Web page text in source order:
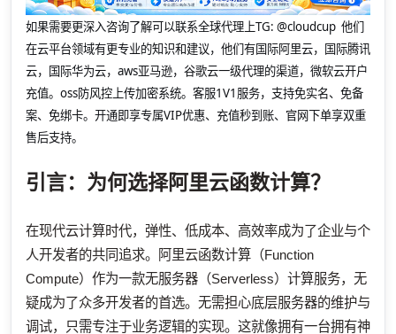
如果需要更深入咨询了解可以联系全球代理上TG: @cloudcup 他们
在云平台领域有更专业的知识和建议，他们有国际阿里云，国际腾讯
云，国际华为云，aws亚马逊，谷歌云一级代理的渠道，微软云开户
充值。oss防风控上传加密系统。客服1V1服务，支持免实名、免备
案、免绑卡。开通即享专属VIP优惠、充值秒到账、官网下单享双重
售后支持。
引言：为何选择阿里云函数计算？
在现代云计算时代，弹性、低成本、高效率成为了企业与个
人开发者的共同追求。阿里云函数计算（Function
Compute）作为一款无服务器（Serverless）计算服务，无
疑成为了众多开发者的首选。无需担心底层服务器的维护与
调试，只需专注于业务逻辑的实现。这就像拥有一台拥有神